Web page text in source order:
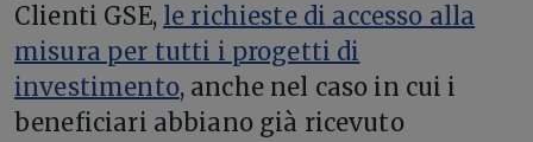
Clienti GSE, le richieste di accesso alla
misura per tutti i progetti di
investimento, anche nel caso in cui i
beneficiari abbiano già ricevuto